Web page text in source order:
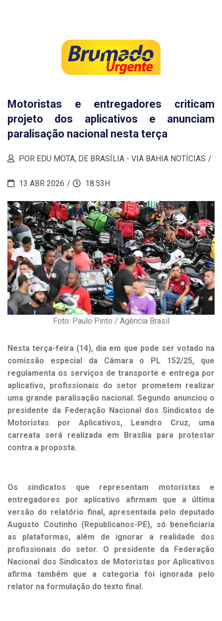
Motoristas e entregadores criticam
projeto dos aplicativos e anunciam
paralisação nacional nesta terça
POR EDU MOTA, DE BRASÍLIA - VIA BAHIA NOTÍCIAS
13 ABR 2026 18:53H
Foto: Paulo Pinto / Agência Brasil
Nesta terça-feira (14), dia em que pode ser votado na
comissão especial da Câmara o PL 152/25, que
regulamenta os serviços de transporte e entrega por
aplicativo, profissionais do setor prometem realizar
uma grande paralisação nacional. Segundo anunciou o
presidente da Federação Nacional dos Sindicatos de
Motoristas por Aplicativos, Leandro Cruz, uma
carreata será realizada em Brasília para protestar
contra a proposta.
Os sindicatos que representam motoristas e
entregadores por aplicativo afirmam que a última
versão do relatório final, apresentada pelo deputado
Augusto Coutinho (Republicanos-PE), só beneficiaria
as plataformas, além de ignorar a realidade dos
profissionais do setor. O presidente da Federação
Nacional dos Sindicatos de Motoristas por Aplicativos
afirma também que a categoria foi ignorada pelo
relator na formulação do texto final.